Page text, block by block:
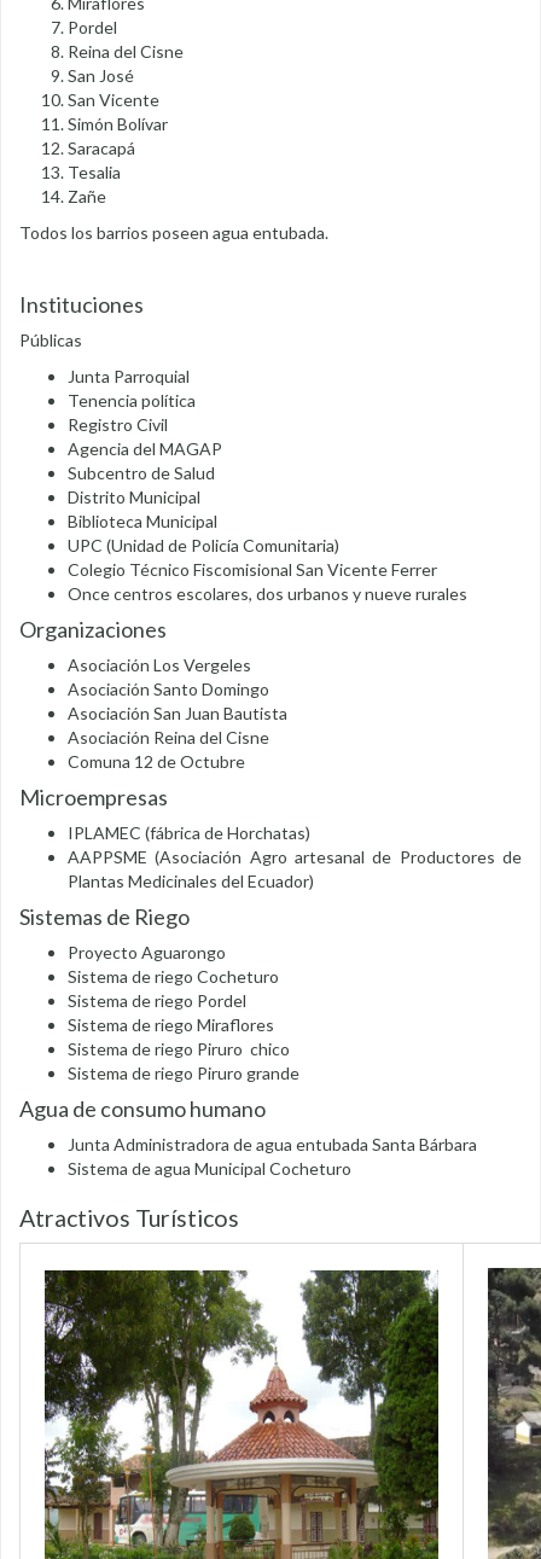
Pordel
Reina del Cisne
San José
San Vicente
Simón Bolívar
Saracapá
Tesalia
Zañe
Todos los barrios poseen agua entubada.
Instituciones
Públicas
Junta Parroquial
Tenencia política
Registro Civil
Agencia del MAGAP
Subcentro de Salud
Distrito Municipal
Biblioteca Municipal
UPC (Unidad de Policía Comunitaria)
Colegio Técnico Fiscomisional San Vicente Ferrer
Once centros escolares, dos urbanos y nueve rurales
Organizaciones
Asociación Los Vergeles
Asociación Santo Domingo
Asociación San Juan Bautista
Asociación Reina del Cisne
Comuna 12 de Octubre
Microempresas
IPLAMEC (fábrica de Horchatas)
AAPPSME (Asociación Agro artesanal de Productores de
Plantas Medicinales del Ecuador)
Sistemas de Riego
Proyecto Aguarongo
Sistema de riego Cocheturo
Sistema de riego Pordel
Sistema de riego Miraflores
Sistema de riego Piruro chico
Sistema de riego Piruro grande
Agua de consumo humano
Junta Administradora de agua entubada Santa Bárbara
Sistema de agua Municipal Cocheturo
Atractivos Turísticos